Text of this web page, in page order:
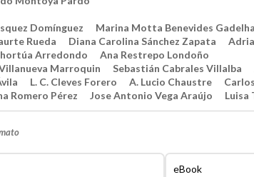
Domínguez
Marina Motta Benevides Gadelha
Rueda
Diana Carolina Sánchez Zapata
Arredondo
Ana Restrepo Londoño
Marroquin
Sebastián Cabrales Villalba
L. C. Cleves Forero A. Lucio Chaustre
Romero Pérez
Jose Antonio Vega Araújo Luisa
eBook